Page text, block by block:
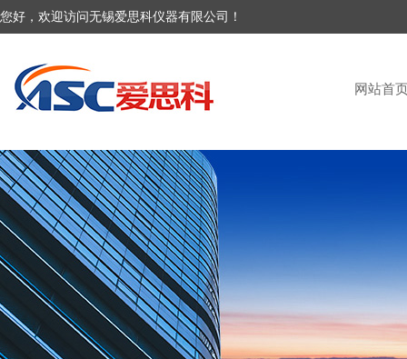
您好，欢迎访问无锡爱思科仪器有限公司！
网站首